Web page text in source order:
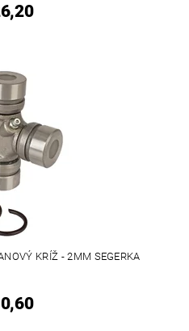
KRÍŽ - 2MM SEGERKA